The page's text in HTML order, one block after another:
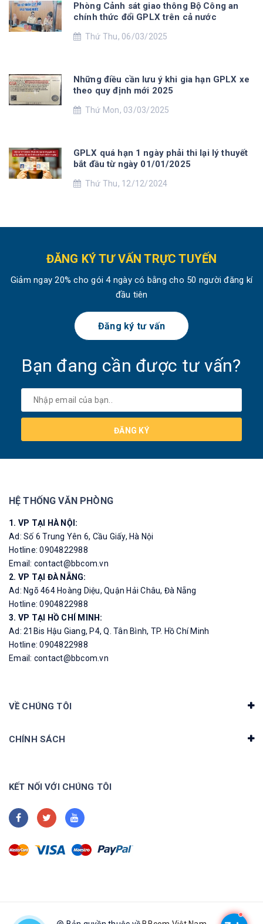
Phòng Cảnh sát giao thông Bộ Công an
chính thức đổi GPLX trên cả nước
Thứ Thu, 06/03/2025
Những điều cần lưu ý khi gia hạn GPLX xe
theo quy định mới 2025
Thứ Mon, 03/03/2025
GPLX quá hạn 1 ngày phải thi lại lý thuyết
bắt đầu từ ngày 01/01/2025
Thứ Thu, 12/12/2024
ĐĂNG KÝ TƯ VẤN TRỰC TUYẾN
Giảm ngay 20% cho gói 4 ngày có bằng cho 50 người đăng kí
đầu tiên
Đăng ký tư vấn
Bạn đang cần được tư vấn?
ĐĂNG KÝ
HỆ THỐNG VĂN PHÒNG
1. VP TẠI HÀ NỘI:
Ad: Số 6 Trung Yên 6, Cầu Giấy, Hà Nội
Hotline: 0904822988
Email: contact@bbcom.vn
2. VP TẠI ĐÀ NẴNG:
Ad: Ngõ 464 Hoàng Diệu, Quận Hải Châu, Đà Nẵng
Hotline: 0904822988
3. VP TẠI HỒ CHÍ MINH:
Ad: 21Bis Hậu Giang, P4, Q. Tân Bình, TP. Hồ Chí Minh
Hotline: 0904822988
Email: contact@bbcom.vn
VỀ CHÚNG TÔI
CHÍNH SÁCH
KẾT NỐI VỚI CHÚNG TÔI